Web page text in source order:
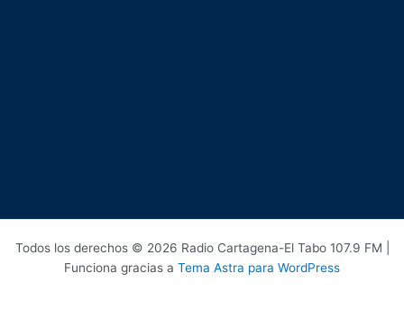
Todos los derechos © 2026 Radio Cartagena-El Tabo 107.9 FM |
Funciona gracias a Tema Astra para WordPress